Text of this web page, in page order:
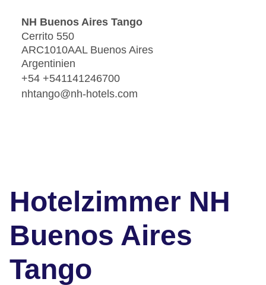
NH Buenos Aires Tango
Cerrito 550
ARC1010AAL Buenos Aires
Argentinien
+54 +541141246700
nhtango@nh-hotels.com
Hotelzimmer NH
Buenos Aires
Tango